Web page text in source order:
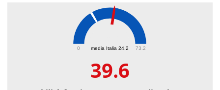
media Italia 24.2
0 73.2
39.6